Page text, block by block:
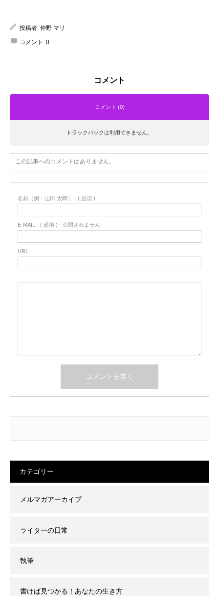
投稿者: 仲野 マリ
コメント: 0
コメント
コメント (0)
トラックバックは利用できません。
この記事へのコメントはありません。
名前（例：山田 太郎） ( 必須 )
E-MAIL ( 必須 ) - 公開されません -
URL
カテゴリー
メルマガアーカイブ
ライターの日常
執筆
書けば見つかる！あなたの生き方